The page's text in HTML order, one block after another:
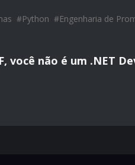
#Python #Engenharia de
você não é um .NET